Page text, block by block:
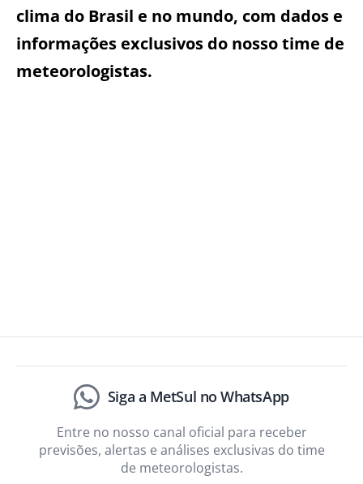
clima do Brasil e no mundo, com dados e
informações exclusivos do nosso time de
meteorologistas.
Siga a MetSul no WhatsApp
Entre no nosso canal oficial para receber
previsões, alertas e análises exclusivas do time
de meteorologistas.